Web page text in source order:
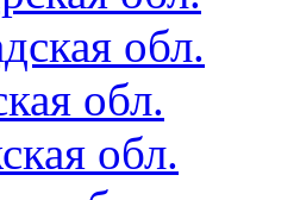
обл.
обл.
обл.